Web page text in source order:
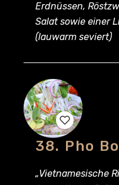
Erdnüssen,
Salat sowie einer
(lauwarm seviert)
to
38. Pho Bo
„Vietnamesische